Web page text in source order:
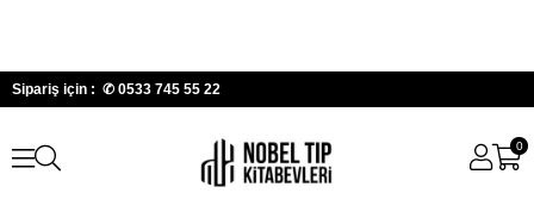
Sipariş için : ✆ 0533 745 55 22
0